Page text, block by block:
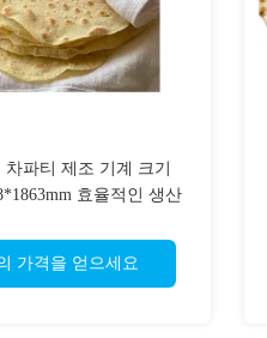
차파티 제조 기계 크기
효율적인 생산
가격을 얻으세요